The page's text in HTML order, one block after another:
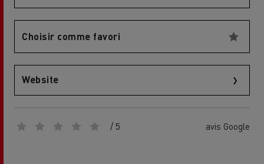
Choisir comme favori
Website
/ 5 avis Google